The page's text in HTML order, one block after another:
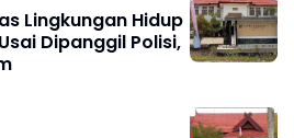
Lingkungan Hidup
Dipanggil Polisi,